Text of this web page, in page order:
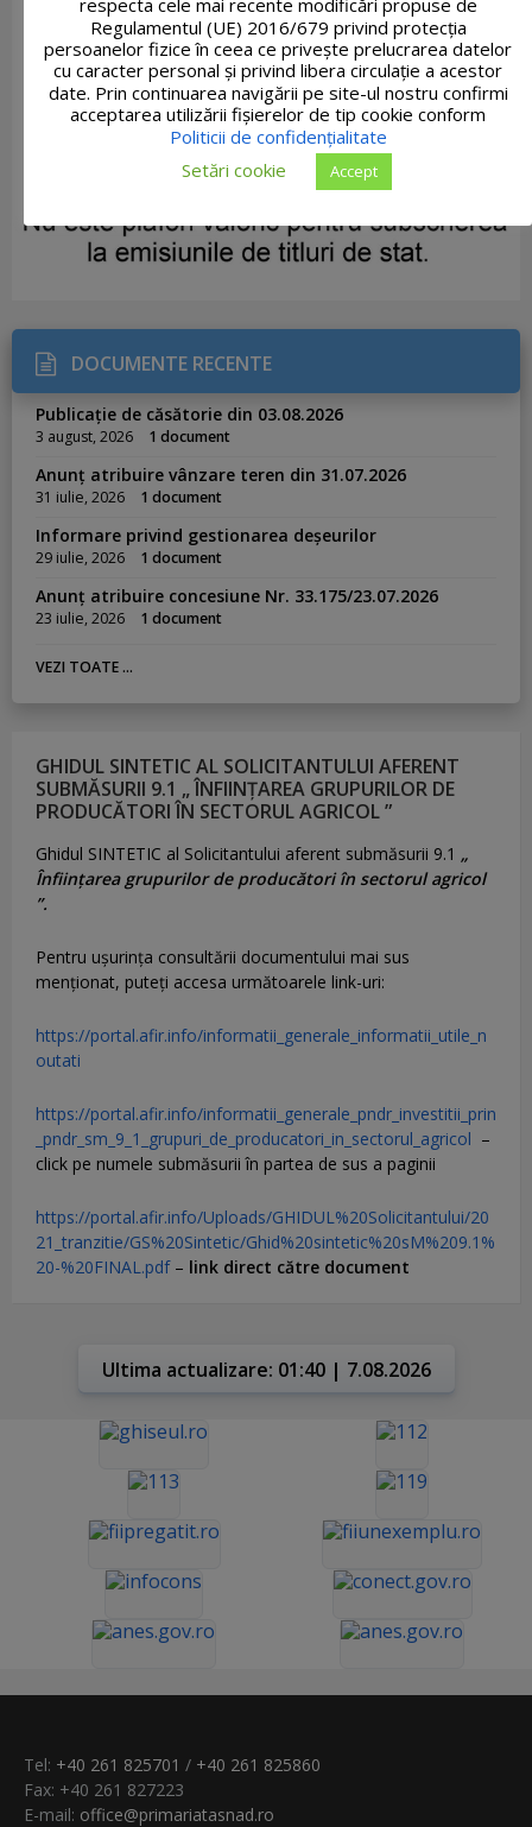
DOCUMENTE RECENTE
Publicație de căsătorie din 03.08.2026
3 august, 2026 1 document
Anunț atribuire vânzare teren din 31.07.2026
31 iulie, 2026 1 document
Informare privind gestionarea deșeurilor
29 iulie, 2026 1 document
Anunț atribuire concesiune Nr. 33.175/23.07.2026
23 iulie, 2026 1 document
VEZI TOATE ...
GHIDUL SINTETIC AL SOLICITANTULUI AFERENT
SUBMĂSURII 9.1 „ ÎNFIINȚAREA GRUPURILOR DE
PRODUCĂTORI ÎN SECTORUL AGRICOL ”
Ghidul SINTETIC al Solicitantului aferent submăsurii 9.1 „
Înființarea grupurilor de producători în sectorul agricol
”.
Pentru uşurinţa consultării documentului mai sus
menţionat, puteţi accesa următoarele link-uri:
https://portal.afir.info/informatii_generale_informatii_utile_n
outati
https://portal.afir.info/informatii_generale_pndr_investitii_prin
_pndr_sm_9_1_grupuri_de_producatori_in_sectorul_agricol –
click pe numele submăsurii în partea de sus a paginii
https://portal.afir.info/Uploads/GHIDUL%20Solicitantului/20
21_tranzitie/GS%20Sintetic/Ghid%20sintetic%20sM%209.1%
20-%20FINAL.pdf– link direct către document
Ultima actualizare: 01:40 | 7.08.2026
Tel: +40 261 825701 / +40 261 825860
Fax: +40 261 827223
E-mail: office@primariatasnad.ro
respecta cele mai recente modificări propuse de
Regulamentul (UE) 2016/679 privind protecția
persoanelor fizice în ceea ce privește prelucrarea datelor
cu caracter personal și privind libera circulație a acestor
date. Prin continuarea navigării pe site-ul nostru confirmi
acceptarea utilizării fişierelor de tip cookie conform
Politicii de confidențialitate
Setări cookie
Accept